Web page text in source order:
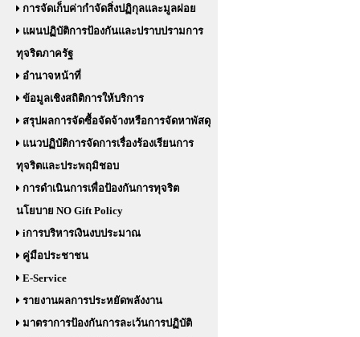
การจัดเก็บค่ากำจัดสิ่งปฏิกุลและมูลฝอย
แผนปฏิบัติการป้องกันและปราบปรามการ
ทุจริตภาครัฐ
อำนาจหน้าที่
ข้อมูลเชิงสถิติการให้บริการ
สรุปผลการจัดซื้อจัดจ้างหรือการจัดหาพัสดุ
แนวปฏิบัติการจัดการเรื่องร้องเรียนการ
ทุจริตและประพฤมิชอบ
การดำเนินการเพื่อป้องกันการทุจริต
นโยบาย NO Gift Policy
iการบริหารเงินงบประมาณ
คู่มือประชาชน
E-Service
รายงานผลการประหยัดพลังงาน
มาตราการป้องกันการละเว้นการปฏิบัติ